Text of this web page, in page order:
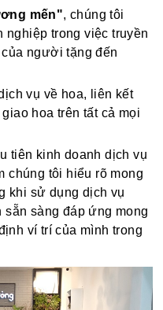
mến", chúng tôi
nghiệp trong việc truyền
người tặng đến
vụ về hoa, liên kết
hoa trên tất cả mọi
tiên kinh doanh dịch vụ
chúng tôi hiểu rõ mong
khi sử dụng dịch vụ
sàng đáp ứng mong
ví trí của mình trong